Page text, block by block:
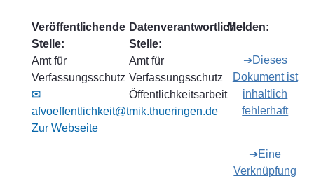
Veröffentlichende
Stelle:
Amt für
Verfassungsschutz
✉
afvoeffentlichkeit@tmik.thueringen.de
Zur Webseite
Datenverantwortliche
Stelle:
Amt für
Verfassungsschutz
Öffentlichkeitsarbeit
Melden:
➔Dieses
Dokument ist
inhaltlich
fehlerhaft
➔Eine
Verknüpfung